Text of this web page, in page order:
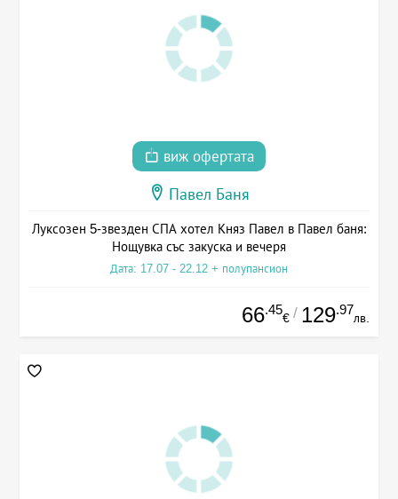
виж офертата
Павел Баня
Луксозен 5-звезден СПА хотел Княз Павел в Павел баня:
Нощувка със закуска и вечеря
Дата: 17.07 - 22.12 + полупансион
66.45
€ / 129.97
лв.